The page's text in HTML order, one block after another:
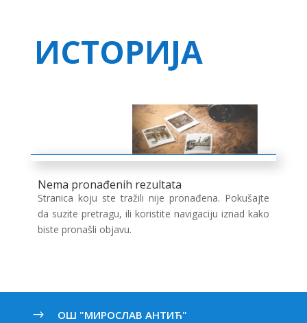
ИСТОРИЈА
Nema pronađenih rezultata
Stranica koju ste tražili nije pronađena. Pokušajte
da suzite pretragu, ili koristite navigaciju iznad kako
biste pronašli objavu.
$
ОШ "МИРОСЛАВ АНТИЋ"